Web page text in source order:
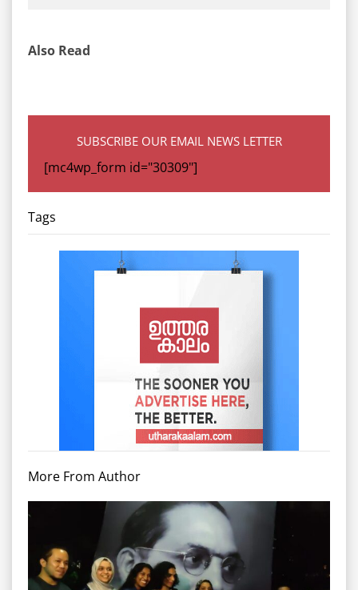
Also Read
SUBSCRIBE OUR EMAIL NEWS LETTER
[mc4wp_form id="30309"]
Tags
More From Author